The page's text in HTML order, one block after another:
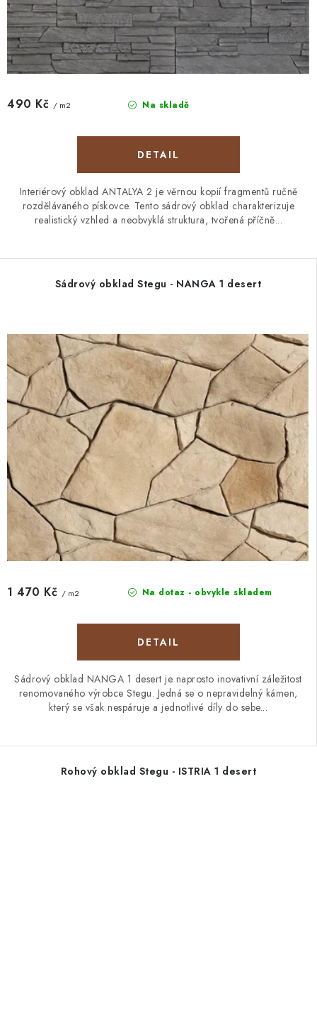
Na skladě
490 Kč / m2
Interiérový obklad ANTALYA 2 je věrnou kopií fragmentů ručně
rozdělávaného pískovce. Tento sádrový obklad charakterizuje
realistický vzhled a neobvyklá struktura, tvořená příčně...
Sádrový obklad Stegu - NANGA 1 desert
Na dotaz - obvykle skladem
1 470 Kč / m2
Sádrový obklad NANGA 1 desert je naprosto inovativní záležitost
renomovaného výrobce Stegu. Jedná se o nepravidelný kámen,
který se však nespáruje a jednotlivé díly do sebe...
Rohový obklad Stegu - ISTRIA 1 desert